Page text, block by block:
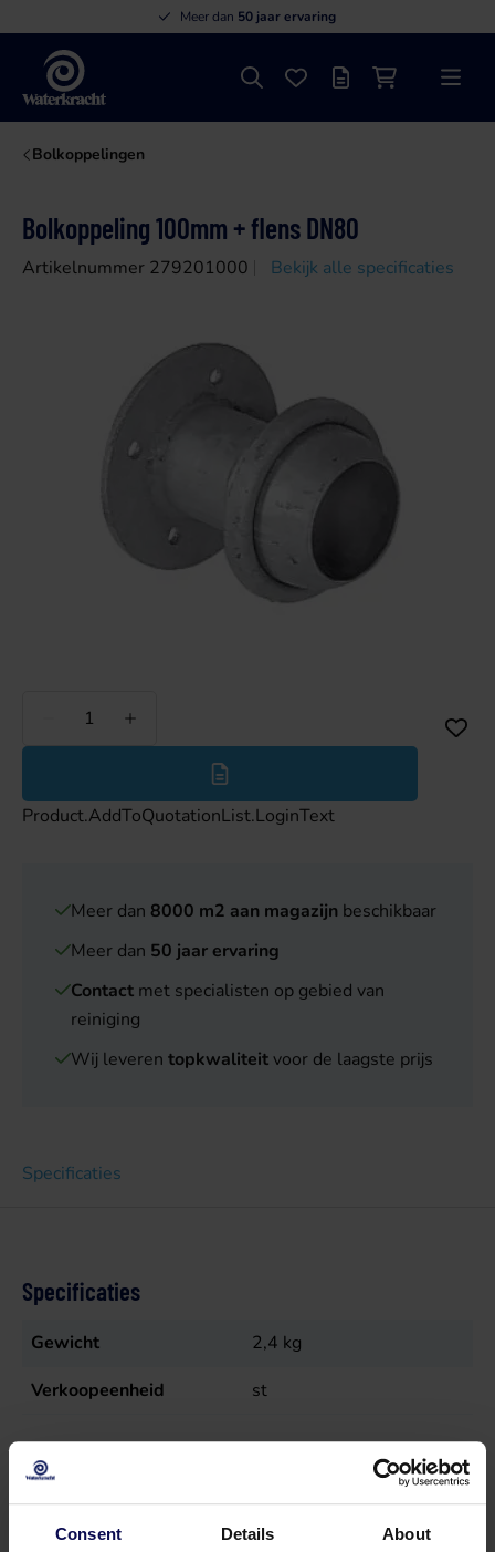
Consent Details About
Meer dan 50 jaar ervaring
Waterkracht
ZoekenFavorieten
OffertelijstWinkelwagen
Menu
Bolkoppelingen
Bolkoppeling 100mm + flens DN80
Artikelnummer 279201000 Bekijk alle specificaties
Minder
Product.AddToQuotationList.LoginText
Meer dan 8000 m2 aan magazijn beschikbaar
Meer dan 50 jaar ervaring
Contact met specialisten op gebied van
reiniging
Wij leveren topkwaliteit voor de laagste prijs
Specificaties
Specificaties
Gewicht 2,4 kg
Verkoopeenheid
st